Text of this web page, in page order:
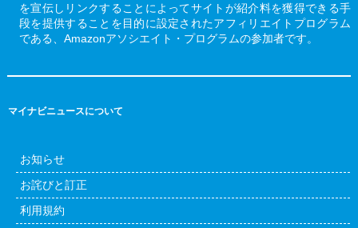
を宣伝しリンクすることによってサイトが紹介料を獲得できる手
段を提供することを目的に設定されたアフィリエイトプログラム
である、Amazonアソシエイト・プログラムの参加者です。
マイナビニュースについて
お知らせ
お詫びと訂正
利用規約